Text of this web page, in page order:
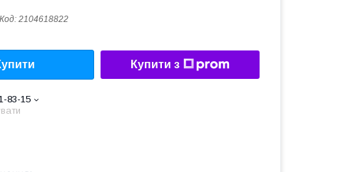
Код: 2104618822
Купити з
83-15